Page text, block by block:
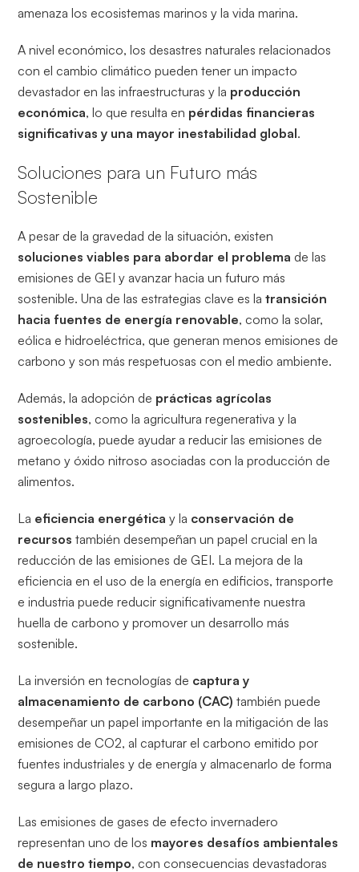
amenaza los ecosistemas marinos y la vida marina.
A nivel económico, los desastres naturales relacionados
con el cambio climático pueden tener un impacto
devastador en las infraestructuras y la producción
económica, lo que resulta en pérdidas financieras
significativas y una mayor inestabilidad global.
Soluciones para un Futuro más
Sostenible
A pesar de la gravedad de la situación, existen
soluciones viables para abordar el problema de las
emisiones de GEI y avanzar hacia un futuro más
sostenible. Una de las estrategias clave es latransición
hacia fuentes de energía renovable, como la solar,
eólica e hidroeléctrica, que generan menos emisiones de
carbono y son más respetuosas con el medio ambiente.
Además, la adopción de prácticas agrícolas
sostenibles, como la agricultura regenerativa y la
agroecología, puede ayudar a reducir las emisiones de
metano y óxido nitroso asociadas con la producción de
alimentos.
La eficiencia energética y la conservación de
recursos también desempeñan un papel crucial en la
reducción de las emisiones de GEI. La mejora de la
eficiencia en el uso de la energía en edificios, transporte
e industria puede reducir significativamente nuestra
huella de carbono y promover un desarrollo más
sostenible.
La inversión en tecnologías de captura y
almacenamiento de carbono (CAC) también puede
desempeñar un papel importante en la mitigación de las
emisiones de CO2, al capturar el carbono emitido por
fuentes industriales y de energía y almacenarlo de forma
segura a largo plazo.
Las emisiones de gases de efecto invernadero
representan uno de los mayores desafíos ambientales
de nuestro tiempo, con consecuencias devastadoras